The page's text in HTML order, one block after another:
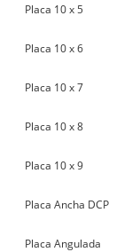
Placa 10 x 5
Placa 10 x 6
Placa 10 x 7
Placa 10 x 8
Placa 10 x 9
Placa Ancha DCP
Placa Angulada